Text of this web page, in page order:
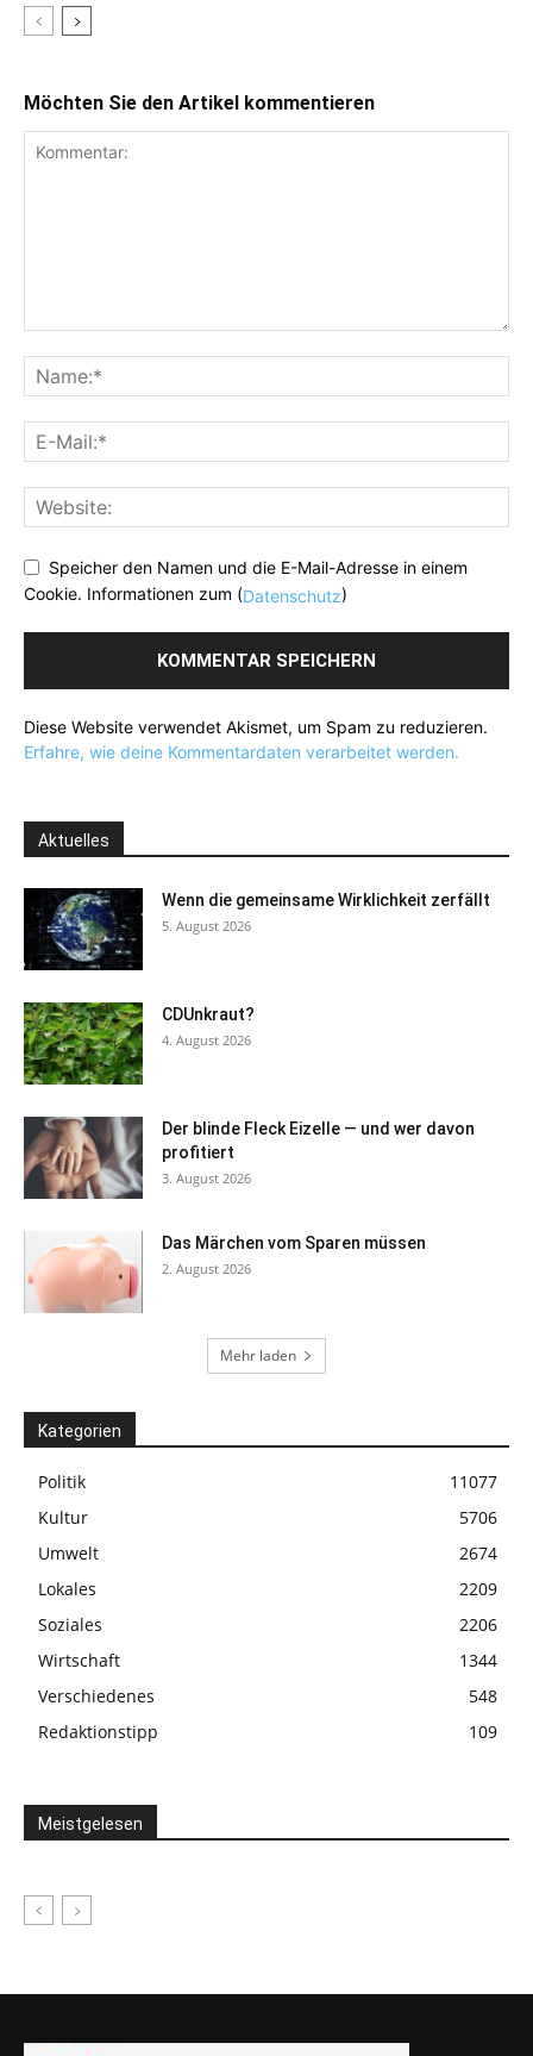
Möchten Sie den Artikel kommentieren
Speicher den Namen und die E-Mail-Adresse in einem
Cookie. Informationen zum (Datenschutz)
Diese Website verwendet Akismet, um Spam zu reduzieren.
Erfahre, wie deine Kommentardaten verarbeitet werden.
Aktuelles
Wenn die gemeinsame Wirklichkeit zerfällt
5. August 2026
CDUnkraut?
4. August 2026
Der blinde Fleck Eizelle — und wer davon
profitiert
3. August 2026
Das Märchen vom Sparen müssen
2. August 2026
Mehr laden
Kategorien
Politik
11077
Kultur
5706
Umwelt
2674
Lokales
2209
Soziales
2206
Wirtschaft
1344
Verschiedenes
548
Redaktionstipp
109
Meistgelesen